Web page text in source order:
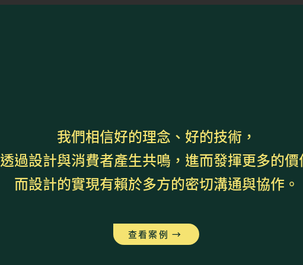
我們相信好的理念、好的技術，
過設計與消費者產生共鳴，進而發揮更多的
而設計的實現有賴於多方的密切溝通與協作。
查看案例 →